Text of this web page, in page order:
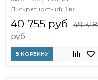
Дискретность (d): 1 кг
40 755 руб 49 318
руб
В КОРЗИНУ